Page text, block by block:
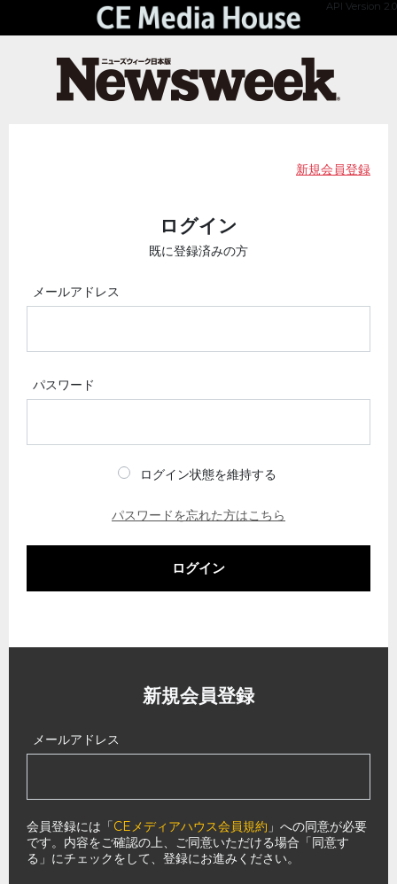
API Version 2.0
新規会員登録
ログイン
既に登録済みの方
メールアドレス
パスワード
ログイン状態を維持する
パスワードを忘れた方はこちら
ログイン
新規会員登録
メールアドレス
会員登録には「CEメディアハウス会員規約 」への同意が必要
です。内容をご確認の上、ご同意いただける場合「同意す
る」にチェックをして、登録にお進みください。